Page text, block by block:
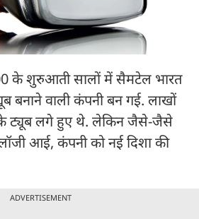
के शुरुआती सालों में सैमटेल भारत
बनाने वाली कंपनी बन गई. लाखों
ट्यूब लगे हुए थे. लेकिन जैसे-जैसे
आई, कंपनी को नई दिशा की
ADVERTISEMENT